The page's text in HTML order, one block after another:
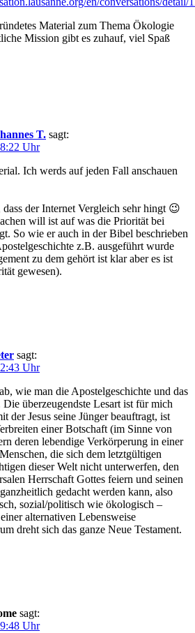
Material zum Thema Ökologie
Mission gibt es zuhauf, viel Spaß
T. sagt:
Uhr
Ich werds auf jeden Fall anschauen
der Internet Vergleich sehr hingt 😉
will ist auf was die Priorität bei
So wie er auch in der Bibel beschrieben
z.B. ausgeführt wurde
zu dem gehört ist klar aber es ist
gewesen).
sagt:
Uhr
wie man die Apostelgeschichte und das
überzeugendste Lesart ist für mich
der Jesus seine Jünger beauftragt, ist
einer Botschaft (im Sinne von
deren lebendige Verkörperung in einer
die sich dem letztgültigen
dieser Welt nicht unterwerfen, den
Herrschaft Gottes feiern und seinen
gedacht werden kann, also
sozial/politisch wie ökologisch –
alternativen Lebensweise
dreht sich das ganze Neue Testament.
sagt:
Uhr